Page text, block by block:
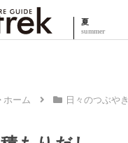
夏
ホーム 日々のつぶやき